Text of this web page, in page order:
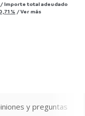
/ Importe total adeudado
% /Ver más
y preguntas